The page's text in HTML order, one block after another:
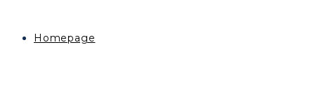
Homepage